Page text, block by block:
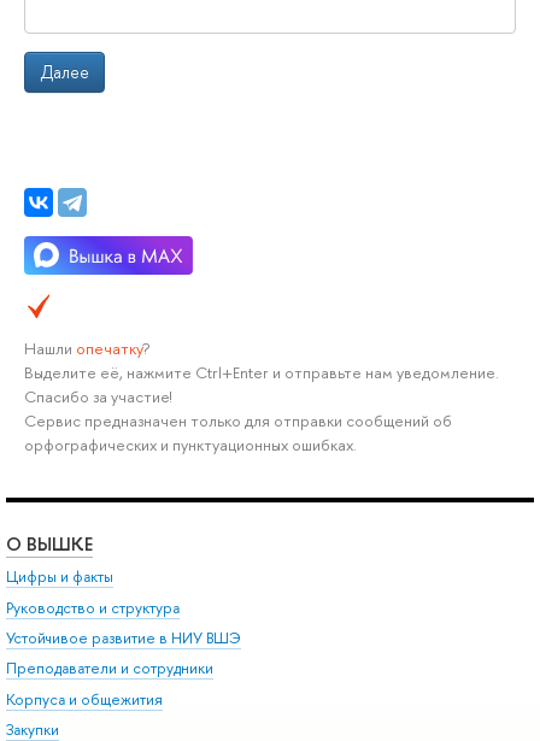
Далее
Нашли опечатку?
Выделите её, нажмите Ctrl+Enter и отправьте нам уведомление.
Спасибо за участие!
Сервис предназначен только для отправки сообщений об
орфографических и пунктуационных ошибках.
О ВЫШКЕ
Цифры и факты
Руководство и структура
Устойчивое развитие в НИУ ВШЭ
Преподаватели и сотрудники
Корпуса и общежития
Закупки